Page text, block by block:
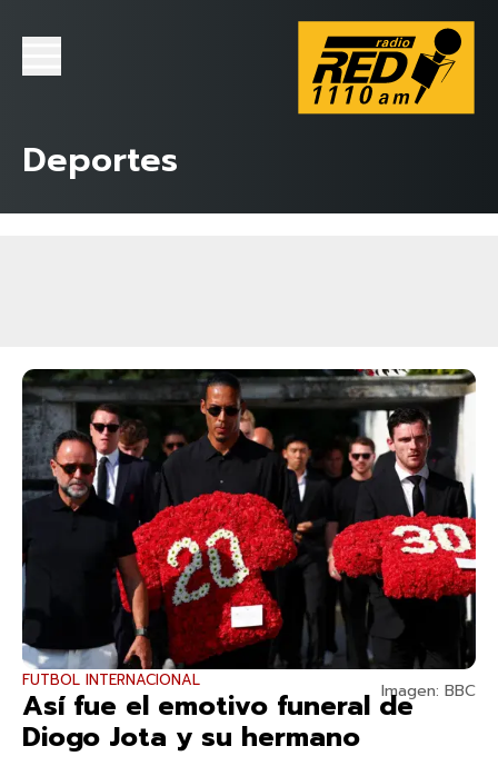
Deportes
Imagen: BBC
FUTBOL INTERNACIONAL
Así fue el emotivo funeral de
Diogo Jota y su hermano